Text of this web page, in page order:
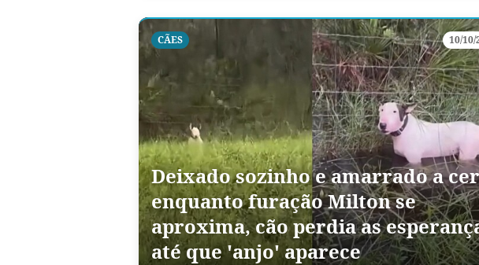
CÃES 10/10/
Deixado sozinho e amarrado a
enquanto furação Milton se
aproxima, cão perdia as
até que 'anjo' aparece